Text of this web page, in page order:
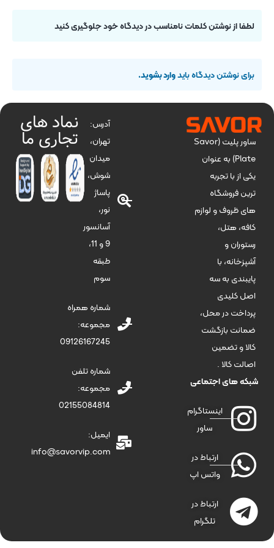
لطفا از نوشتن کلمات نامناسب در دیدگاه خود جلوگیری کنید
برای نوشتن دیدگاه بایدوارد بشوید.
ساور پلیت (Savor
Plate) به عنوان
یکی از با تجربه
ترین فروشگاه
های ظروف و لوازم
کافه، هتل،
رستوران و
آشپزخانه، با
پایبندی به سه
اصل کلیدی
پرداخت در محل،
ضمانت بازگشت
کالا و تضمین
اصالت کالا .
شبکه های اجتماعی
اینستاگرام
ساور
ارتباط در
واتس اپ
ارتباط در
تلگرام
آدرس:
تهران،
میدان
شوش،
پاساژ
نور،
آسانسور
9 و 11،
طبقه
سوم
شماره همراه
مجموعه:
09126167245
شماره تلفن
مجموعه:
02155084814
ایمیل:
info@savorvip.com
نماد های
تجاری ما